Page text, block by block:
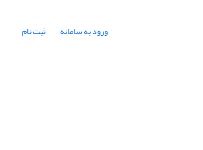
ورود به سامانه ثبت نام